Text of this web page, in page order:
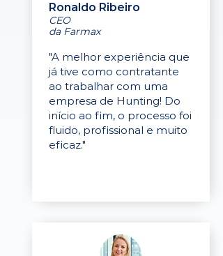
Ronaldo Ribeiro
CEO
da Farmax
"A melhor experiência que
já tive como contratante
ao trabalhar com uma
empresa de Hunting! Do
início ao fim, o processo foi
fluido, profissional e muito
eficaz."